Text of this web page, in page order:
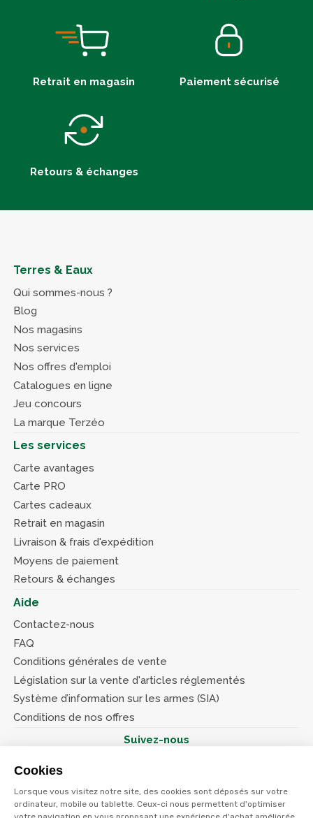
Cookies
Lorsque vous visitez notre site, des cookies sont déposés sur votre
ordinateur, mobile ou tablette. Ceux-ci nous permettent d'optimiser
Retrait en magasin Paiement sécurisé
Retours & échanges
Terres & Eaux
Qui sommes-nous ?
Blog
Nos magasins
Nos services
Nos offres d'emploi
Catalogues en ligne
Jeu concours
La marque Terzéo
Les services
Carte avantages
Carte PRO
Cartes cadeaux
Retrait en magasin
Livraison & frais d'expédition
Moyens de paiement
Retours & échanges
Aide
Contactez-nous
FAQ
Conditions générales de vente
Législation sur la vente d'articles réglementés
Système d’information sur les armes (SIA)
Conditions de nos offres
Suivez-nous